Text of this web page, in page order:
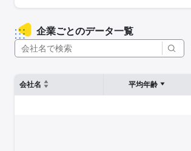
企業ごとのデータ一覧
会社名 平均年齢